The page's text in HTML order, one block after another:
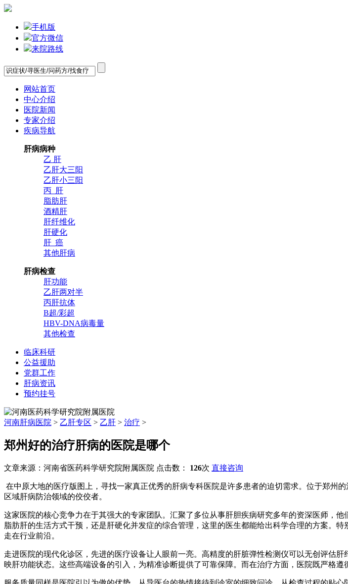
手机版
官方微信
来院路线
网站首页
中心介绍
医院新闻
专家介绍
疾病导航
肝病病种
乙 肝
乙肝大三阳
乙肝小三阳
丙 肝
脂肪肝
酒精肝
肝纤维化
肝硬化
肝 癌
其他肝病
肝病检查
肝功能
乙肝两对半
丙肝抗体
B超/彩超
HBV-DNA病毒量
其他检查
临床科研
公益援助
党群工作
肝病资讯
预约挂号
河南肝病医院 > 乙肝专区 > 乙肝 > 治疗 >
郑州好的治疗肝病的医院是哪个
文章来源：河南省医药科学研究院附属医院 点击数： 126次 直接咨询
在中原大地的医疗版图上，寻找一家真正优秀的肝病专科医院是许多患者的迫切需求。位于郑州
区域肝病防治领域的佼佼者。
这家医院的核心竞争力在于其强大的专家团队。汇聚了多位从事肝胆疾病研究多年的资深医师，
脂肪肝的生活方式干预，还是肝硬化并发症的综合管理，这里的医生都能给出科学合理的方案。
走在行业前沿。
走进医院的现代化诊区，先进的医疗设备让人眼前一亮。高精度的肝脏弹性检测仪可以无创评估
映肝功能状态。这些高端设备的引入，为精准诊断提供了可靠保障。而在治疗方面，医院既严格